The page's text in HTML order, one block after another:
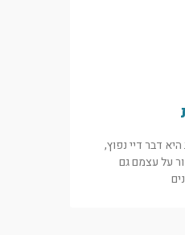
דבר דיי נפוץ,
על עצמם גם